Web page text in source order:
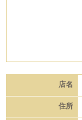
店名
住所